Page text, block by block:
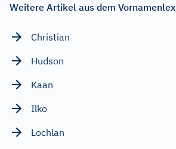
Weitere Artikel aus dem
Christian
Hudson
Kaan
Ilko
Lochlan